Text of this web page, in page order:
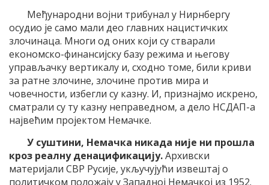
Међународни војни трибунал у Нирнбергу
осудио је само мали део главних нацистичких
злочинаца. Многи од оних који су стварали
економско-финансијску базу режима и његову
управљачку вертикалу и, сходно томе, били криви
за ратне злочине, злочине против мира и
човечности, избегли су казну. И, признајмо искрено,
сматрали су ту казну неправедном, а дело НСДАП-а
највећим пројектом Немачке.
У суштини, Немачка никада није ни прошла
кроз реалну денацификацију.Архивски
материјали СВР Русије, укључујући извештај о
политичком положају у Западној Немачкој из 1952.